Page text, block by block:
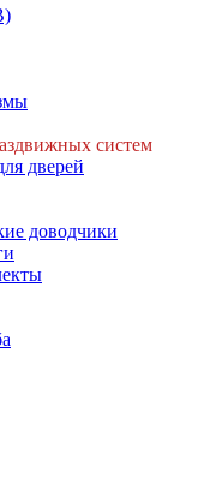
систем
дверей
доводчики